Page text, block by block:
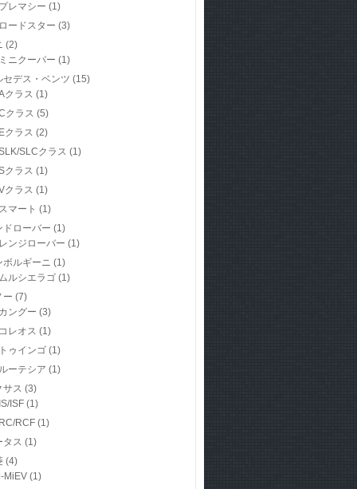
プレマシー (1)
ロードスター (3)
(2)
ミニクーパー (1)
セデス・ベンツ (15)
クラス (1)
クラス (5)
Eクラス (2)
SLCクラス (1)
クラス (1)
クラス (1)
スマート (1)
ドローバー (1)
レンジローバー (1)
ボルギーニ (1)
ムルシエラゴ (1)
ー (7)
カングー (3)
コレオス (1)
トゥインゴ (1)
ルーテシア (1)
サス (3)
IS/ISF (1)
RC/RCF (1)
タス (1)
(4)
MiEV (1)